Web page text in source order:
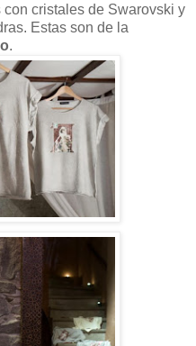
cristales de Swarovski y
Estas son de la
.